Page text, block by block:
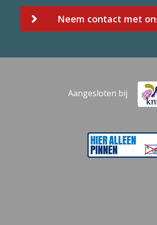
Neem contact met
Aangesloten bij